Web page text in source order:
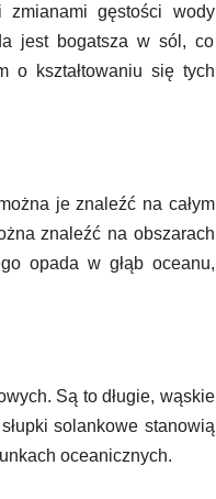
zmianami gęstości wody
jest bogatsza w sól, co
o kształtowaniu się tych
je znaleźć na całym
znaleźć na obszarach
opada w głąb oceanu,
Są to długie, wąskie
solankowe stanowią
oceanicznych.